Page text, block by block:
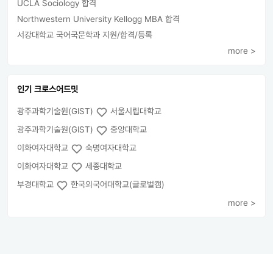
UCLA Sociology 합격
Northwestern University Kellogg MBA 합격
서강대학교 국어국문학과 지원/합격/등록
more >
인기 크로스어드밋
광주과학기술원(GIST)
서울시립대학교
광주과학기술원(GIST)
중앙대학교
이화여자대학교
숙명여자대학교
이화여자대학교
세종대학교
부경대학교
한국외국어대학교(글로벌캠)
more >